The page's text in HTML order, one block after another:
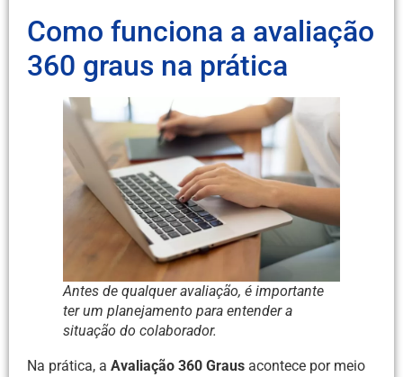
Como funciona a avaliação
360 graus na prática
Antes de qualquer avaliação, é importante
ter um planejamento para entender a
situação do colaborador.
Na prática, a Avaliação 360 Graus acontece por meio